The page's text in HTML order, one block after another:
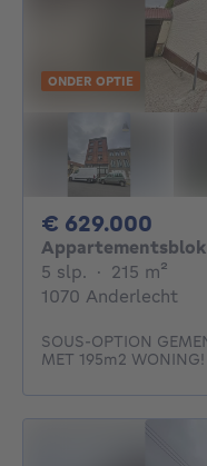
ONDER OPTIE
€ 629.000
Appartementsblok
5 slp. 5 slaapkamers
· 215 m²
1070 Anderlecht
SOUS-OPTION
MET 195m2 WONING!